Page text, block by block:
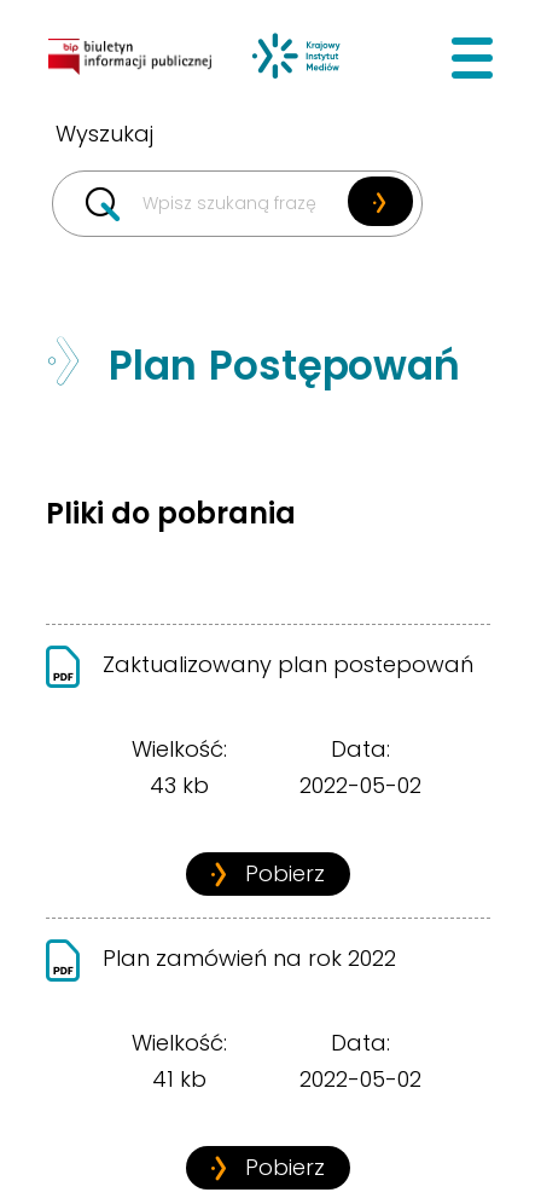
BIP
Plan Postępowań
Pliki do pobrania
Zaktualizowany plan postepowań
Wielkość:
43 kb
Data:
2022-05-02
Pobierz
Plan zamówień na rok 2022
Wielkość:
41 kb
Data:
2022-05-02
Pobierz